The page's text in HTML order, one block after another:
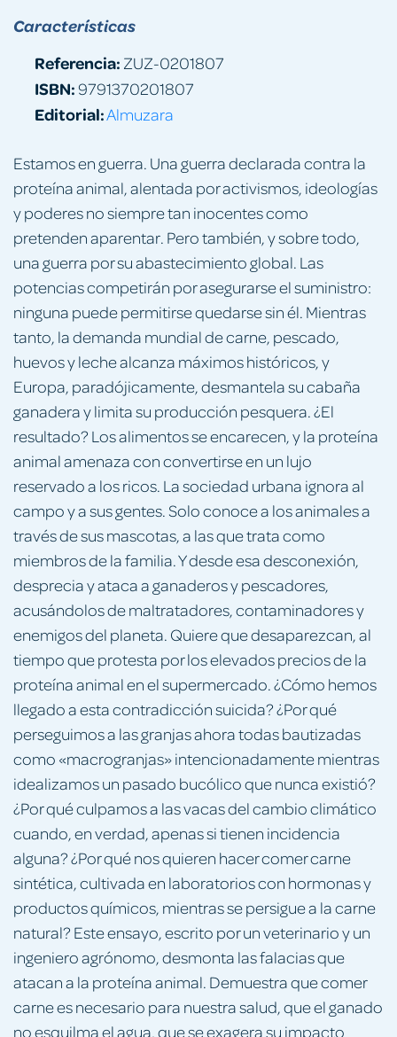
Estamos en guerra. Una guerra declarada contra la
proteína animal, alentada por activismos, ideologías
y poderes no siempre tan inocentes como
pretenden aparentar. Pero también, y sobre todo,
una guerra por su abastecimiento global. Las
potencias competirán por asegurarse el suministro:
ninguna puede permitirse quedarse sin él. Mientras
tanto, la demanda mundial de carne, pescado,
huevos y leche alcanza máximos históricos, y
Europa, paradójicamente, desmantela su cabaña
ganadera y limita su producción pesquera. ¿El
resultado? Los alimentos se encarecen, y la proteína
animal amenaza con convertirse en un lujo
reservado a los ricos. La sociedad urbana ignora al
campo y a sus gentes. Solo conoce a los animales a
través de sus mascotas, a las que trata como
miembros de la familia. Y desde esa desconexión,
desprecia y ataca a ganaderos y pescadores,
acusándolos de maltratadores, contaminadores y
enemigos del planeta. Quiere que desaparezcan, al
tiempo que protesta por los elevados precios de la
proteína animal en el supermercado. ¿Cómo hemos
llegado a esta contradicción suicida? ¿Por qué
perseguimos a las granjas ahora todas bautizadas
como «macrogranjas» intencionadamente mientras
idealizamos un pasado bucólico que nunca existió?
¿Por qué culpamos a las vacas del cambio climático
cuando, en verdad, apenas si tienen incidencia
alguna? ¿Por qué nos quieren hacer comer carne
sintética, cultivada en laboratorios con hormonas y
productos químicos, mientras se persigue a la carne
natural? Este ensayo, escrito por un veterinario y un
ingeniero agrónomo, desmonta las falacias que
atacan a la proteína animal. Demuestra que comer
carne es necesario para nuestra salud, que el ganado
no esquilma el agua, que se exagera su impacto
Características
Referencia: ZUZ-0201807
ISBN:9791370201807
Editorial:Almuzara